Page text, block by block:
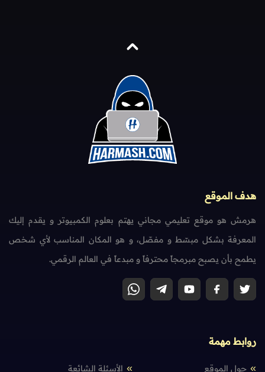
هدف الموقع
هرمش هو موقع تعليمي مجاني يهتم بعلوم الكمبيوتر و يقدم إليك
المعرفة بشكل مبسّط و مفصّل، و هو المكان المناسب لأي شخص
يطمح بأن يصبح مبرمجاً محترفاً و مبدعاً في العالم الرقمي.
روابط مهمة
حول الموقع الأسئلة الشائعة